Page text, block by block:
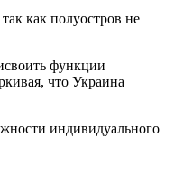
как полуостров не
функции
что Украина
индивидуального